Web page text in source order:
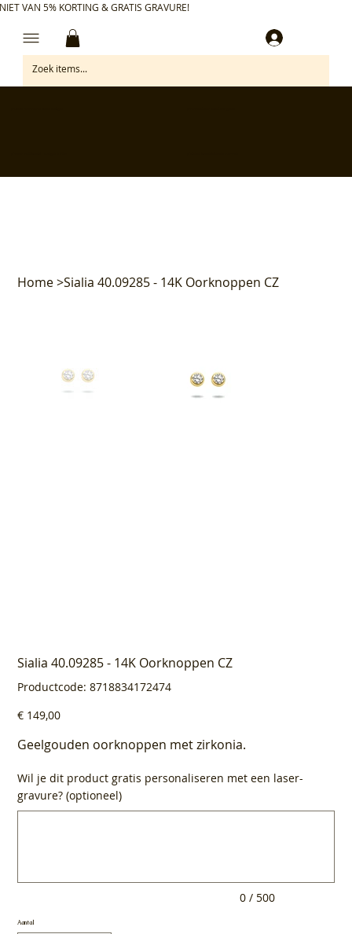
VAN 5% KORTING & GRATIS GRAVURE!
Home>Sialia 40.09285 - 14K Oorknoppen CZ
Sialia 40.09285 - 14K Oorknoppen CZ
Productcode: Productcode
8718834172474
8718834172474
Prijs
€ 149,00
Geelgouden oorknoppen met zirkonia.
Wil je dit product gratis personaliseren met een laser-
gravure? (optioneel)
0 / 500
Aantal